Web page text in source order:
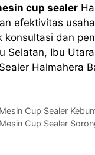
cup sealer
efektivitas
konsultasi dan
Selatan, Ibu
Halmahera
Cup Sealer
Cup Sealer